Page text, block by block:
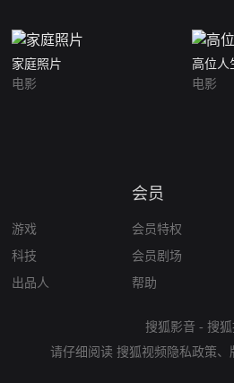
家庭照片
电影
高位人
电影
游戏
科技
出品人
会员
会员特权
会员剧场
帮助
搜狐影音 - 搜
请仔细阅读 搜狐视频隐私政策、